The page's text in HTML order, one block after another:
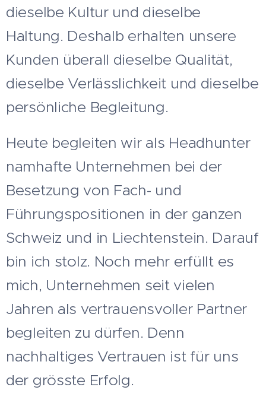
dieselbe Kultur und dieselbe
Haltung. Deshalb erhalten unsere
Kunden überall dieselbe Qualität,
dieselbe Verlässlichkeit und dieselbe
persönliche Begleitung.
Heute begleiten wir als Headhunter
namhafte Unternehmen bei der
Besetzung von Fach- und
Führungspositionen in der ganzen
Schweiz und in Liechtenstein. Darauf
bin ich stolz. Noch mehr erfüllt es
mich, Unternehmen seit vielen
Jahren als vertrauensvoller Partner
begleiten zu dürfen. Denn
nachhaltiges Vertrauen ist für uns
der grösste Erfolg.